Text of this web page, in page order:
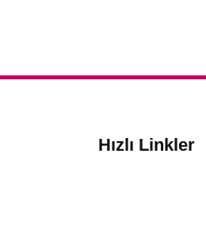
Hızlı Linkler